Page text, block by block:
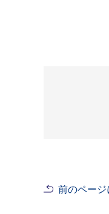
前のページ